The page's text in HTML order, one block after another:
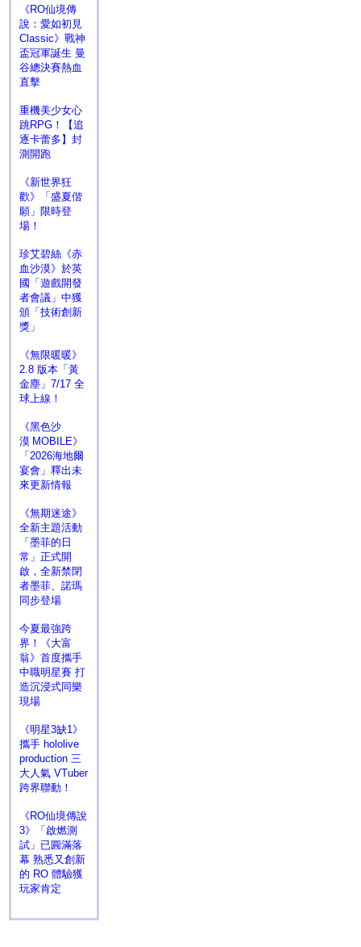
《RO仙境傳
說：愛如初見
Classic》戰神
盃冠軍誕生 曼
谷總決賽熱血
直擊
重機美少女心
跳RPG！【追
逐卡蕾多】封
測開跑
《新世界狂
歡》「盛夏偕
願」限時登
場！
珍艾碧絲《赤
血沙漠》於英
國「遊戲開發
者會議」中獲
頒「技術創新
獎」
《無限暖暖》
2.8 版本「黃
金塵」7/17 全
球上線！
《黑色沙
漠 MOBILE》
「2026海地爾
宴會」釋出未
來更新情報
《無期迷途》
全新主題活動
「墨菲的日
常」正式開
啟，全新禁閉
者墨菲、諾瑪
同步登場
今夏最強跨
界！《大富
翁》首度攜手
中職明星賽 打
造沉浸式同樂
現場
《明星3缺1》
攜手 hololive
production 三
大人氣 VTuber
跨界聯動！
《RO仙境傳說
3》「啟燃測
試」已圓滿落
幕 熟悉又創新
的 RO 體驗獲
玩家肯定